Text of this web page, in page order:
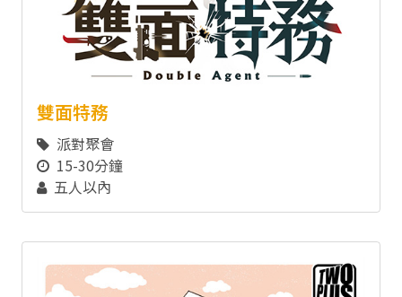
雙面特務
派對聚會
15-30分鐘
五人以內